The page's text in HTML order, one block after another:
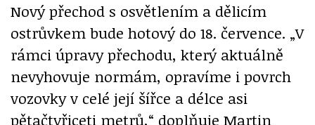
Nový přechod s osvětlením a dělicím
ostrůvkem bude hotový do 18. července. „V
rámci úpravy přechodu, který aktuálně
nevyhovuje normám, opravíme i povrch
vozovky v celé její šířce a délce asi
pětačtyřiceti metrů,“ doplňuje Martin